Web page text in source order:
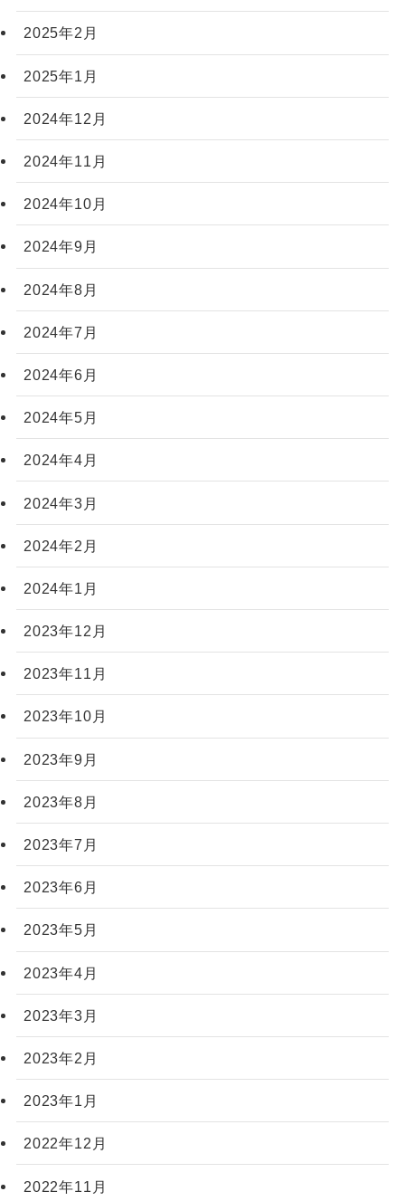
2025年2月
2025年1月
2024年12月
2024年11月
2024年10月
2024年9月
2024年8月
2024年7月
2024年6月
2024年5月
2024年4月
2024年3月
2024年2月
2024年1月
2023年12月
2023年11月
2023年10月
2023年9月
2023年8月
2023年7月
2023年6月
2023年5月
2023年4月
2023年3月
2023年2月
2023年1月
2022年12月
2022年11月